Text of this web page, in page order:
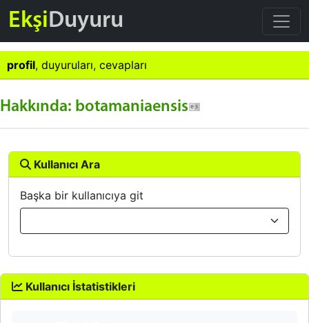
EkşiDuyuru
profil, duyuruları, cevapları
Hakkında: botamaniaensis
Kullanıcı Ara
Başka bir kullanıcıya git
Kullanıcı İstatistikleri